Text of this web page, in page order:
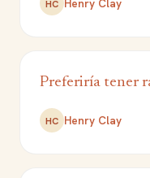
HC Henry Clay
Preferiría tener
HC Henry Clay